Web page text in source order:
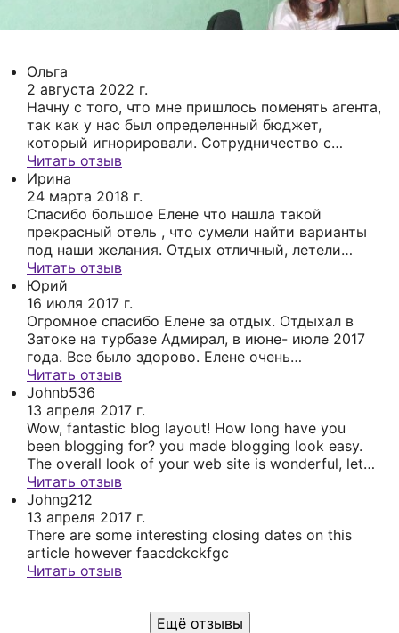
Ольга
2 августа 2022 г.
Начну с того, что мне пришлось поменять агента,
так как у нас был определенный бюджет,
который игнорировали. Сотрудничество с
Еленой-это профессионализм+индивидуальный
подход . Есть люди асы своего дела. Так вот это
про Елену Журавлёву. Она пронянчилась со мной
от брони до страхового случая во время отдыха.
Все мои запросы были учтены: бюджет+отель
5*+страховки . Поэтому отдых был самый
качественный и приятный. Говорю огромнейшее
спасибо!!!
Читать отзыв
Ирина
24 марта 2018 г.
Спасибо большое Елене что нашла такой
прекрасный отель , что сумели найти варианты
под наши желания. Отдых отличный, летели
первый раз. Отель с красивой территорией,
хорошим питанием. Не первый раз отдых
выбираю через турагентство География.
Советую!!!
Читать отзыв
Юрий
16 июля 2017 г.
Огромное спасибо Елене за отдых. Отдыхал в
Затоке на турбазе Адмирал, в июне- июле 2017
года. Все было здорово. Елене очень
внимательный, чуткий человек. И хороший
профессионал. Спасибо огромное!
Читать отзыв
Johnb536
13 апреля 2017 г.
Wow, fantastic blog layout! How long have you
been blogging for? you made blogging look easy.
The overall look of your web site is wonderful, let
alone the content! gedcadeddbae
Читать отзыв
Johng212
13 апреля 2017 г.
There are some interesting closing dates on this
article however faacdckckfgc
Читать отзыв
Ещё отзывы